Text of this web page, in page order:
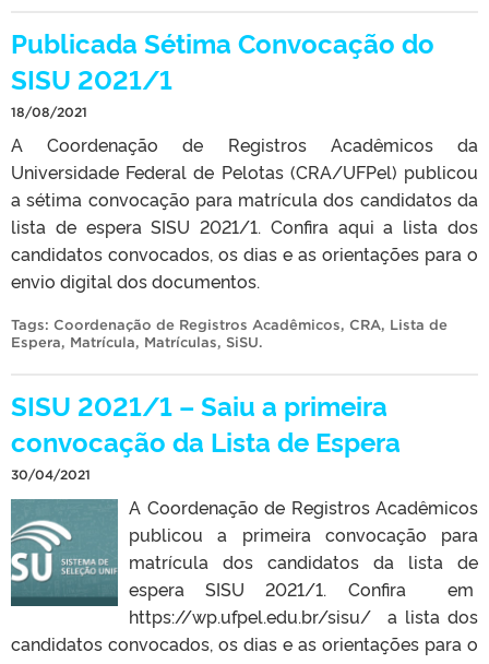
Publicada Sétima Convocação do
SISU 2021/1
18/08/2021
A Coordenação de Registros Acadêmicos da
Universidade Federal de Pelotas (CRA/UFPel) publicou
a sétima convocação para matrícula dos candidatos da
lista de espera SISU 2021/1. Confira aqui a lista dos
candidatos convocados, os dias e as orientações para o
envio digital dos documentos.
Tags: Coordenação de Registros Acadêmicos, CRA, Lista de
Espera, Matrícula, Matrículas, SiSU.
SISU 2021/1 – Saiu a primeira
convocação da Lista de Espera
30/04/2021
A Coordenação de Registros Acadêmicos
publicou a primeira convocação para
matrícula dos candidatos da lista de
espera SISU 2021/1. Confira em
https://wp.ufpel.edu.br/sisu/ a lista dos
candidatos convocados, os dias e as orientações para o